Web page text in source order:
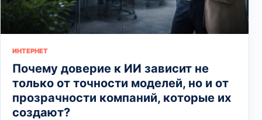
ИНТЕРНЕТ
Почему доверие к ИИ зависит не
только от точности моделей, но и от
прозрачности компаний, которые их
создают?